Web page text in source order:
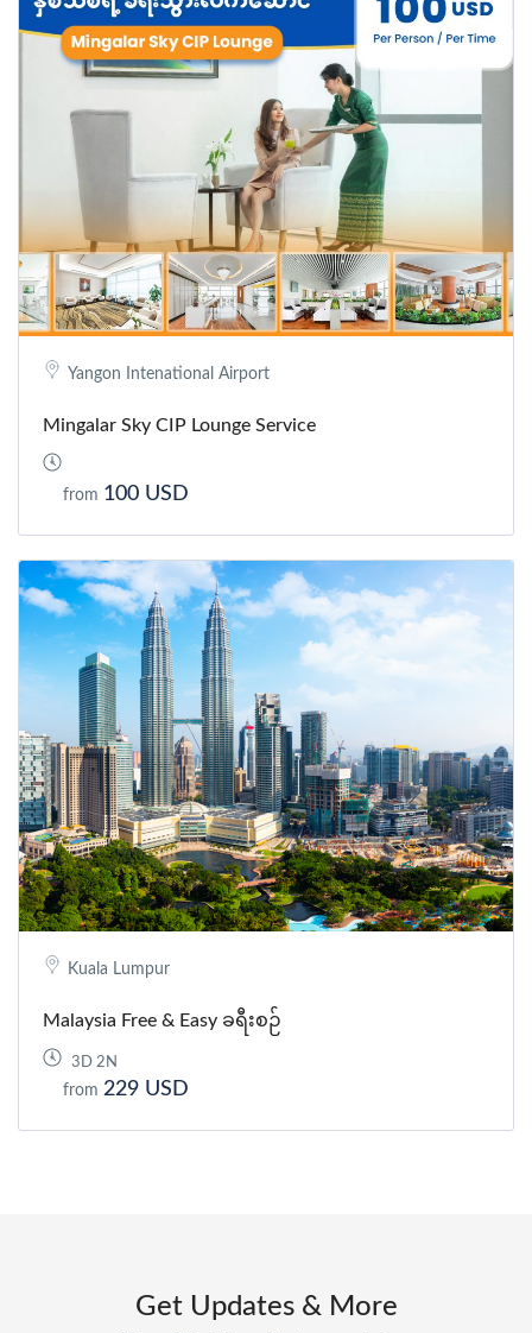
Yangon Intenational Airport
Mingalar Sky CIP Lounge Service
from 100 USD
Kuala Lumpur
Malaysia Free & Easy ခရီးစဉ်
3D 2N
from 229 USD
Get Updates & More